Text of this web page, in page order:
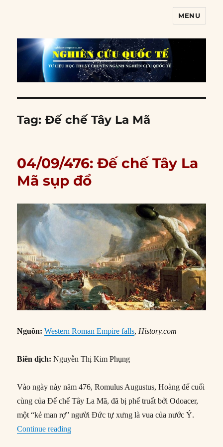
MENU
Tag:Đế chế Tây La Mã
04/09/476: Đế chế Tây La
Mã sụp đổ
Nguồn:Western Roman Empire falls,History.com
Biên dịch: Nguyễn Thị Kim Phụng
Vào ngày này năm 476, Romulus Augustus, Hoàng đế cuối
cùng của Đế chế Tây La Mã, đã bị phế truất bởi Odoacer,
một “kẻ man rợ” người Đức tự xưng là vua của nước Ý.
Continue reading“04/09/476: Đế chế Tây La Mã sụp đổ”